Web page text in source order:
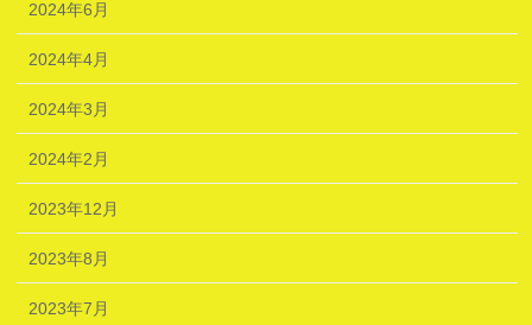
2024年6月
2024年4月
2024年3月
2024年2月
2023年12月
2023年8月
2023年7月